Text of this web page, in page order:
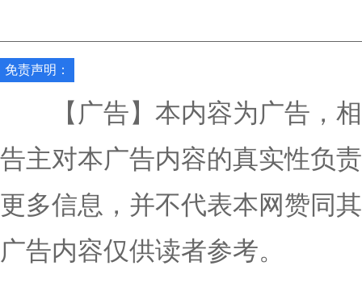
免责声明：
【广告】本内容为广告，相
告主对本广告内容的真实性负
更多信息，并不代表本网赞同
广告内容仅供读者参考。